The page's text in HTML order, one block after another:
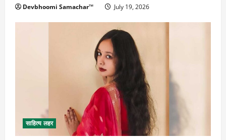
Devbhoomi Samachar™ July 19, 2026
साहित्य लहर